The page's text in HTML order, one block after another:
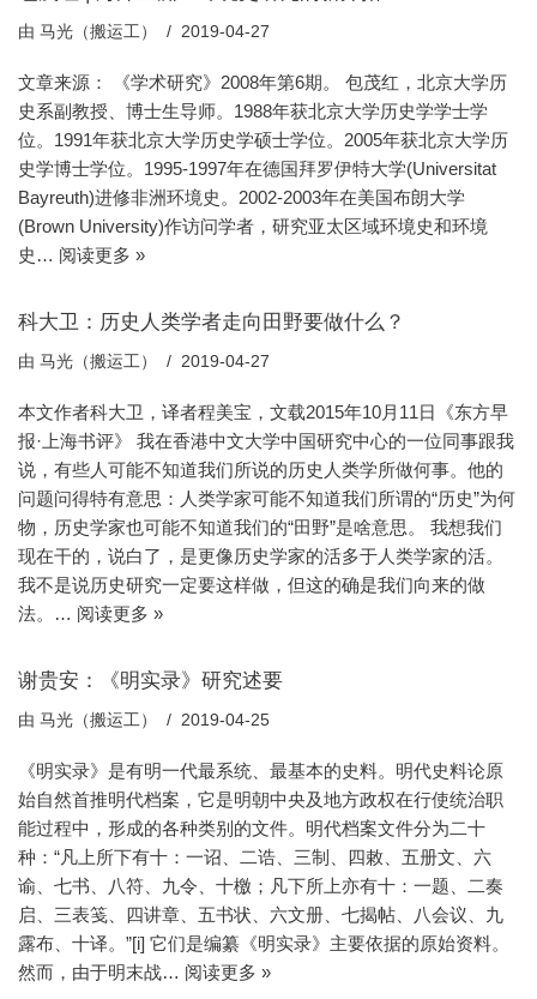
由 马光（搬运工） 2019-04-27
文章来源： 《学术研究》2008年第6期。 包茂红，北京大学历
史系副教授、博士生导师。1988年获北京大学历史学学士学
位。1991年获北京大学历史学硕士学位。2005年获北京大学历
史学博士学位。1995-1997年在德国拜罗伊特大学(Universitat
Bayreuth)进修非洲环境史。2002-2003年在美国布朗大学
(Brown University)作访问学者，研究亚太区域环境史和环境
史… 阅读更多 »
科大卫：历史人类学者走向田野要做什么？
由 马光（搬运工） 2019-04-27
本文作者科大卫，译者程美宝，文载2015年10月11日《东方早
报·上海书评》 我在香港中文大学中国研究中心的一位同事跟我
说，有些人可能不知道我们所说的历史人类学所做何事。他的
问题问得特有意思：人类学家可能不知道我们所谓的“历史”为何
物，历史学家也可能不知道我们的“田野”是啥意思。 我想我们
现在干的，说白了，是更像历史学家的活多于人类学家的活。
我不是说历史研究一定要这样做，但这的确是我们向来的做
法。… 阅读更多 »
谢贵安：《明实录》研究述要
由 马光（搬运工） 2019-04-25
《明实录》是有明一代最系统、最基本的史料。明代史料论原
始自然首推明代档案，它是明朝中央及地方政权在行使统治职
能过程中，形成的各种类别的文件。明代档案文件分为二十
种：“凡上所下有十：一诏、二诰、三制、四敕、五册文、六
谕、七书、八符、九令、十檄；凡下所上亦有十：一题、二奏
启、三表笺、四讲章、五书状、六文册、七揭帖、八会议、九
露布、十译。”[i] 它们是编纂《明实录》主要依据的原始资料。
然而，由于明末战… 阅读更多 »